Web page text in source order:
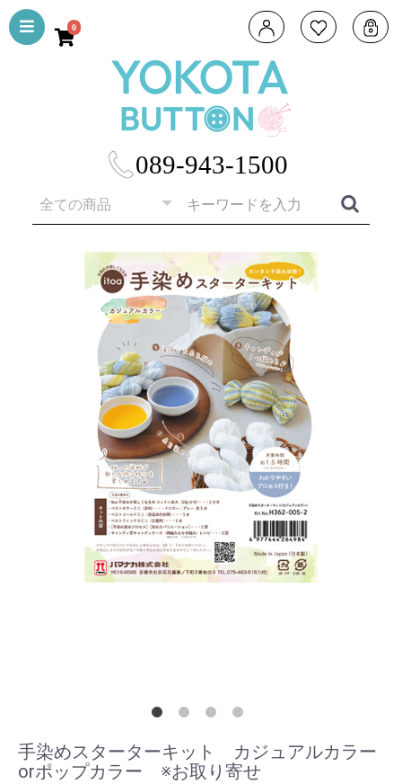
089-943-1500
0
手染めスターターキット カジュアルカラー
orポップカラー ※お取り寄せ